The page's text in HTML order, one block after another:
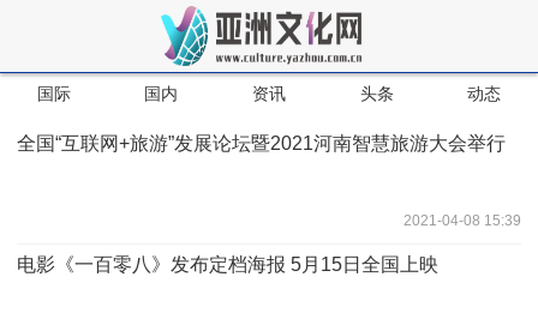
国际 国内 资讯 头条 动态
全国“互联网+旅游”发展论坛暨2021河南智慧旅游大会举行
2021-04-08 15:39
电影《一百零八》发布定档海报 5月15日全国上映